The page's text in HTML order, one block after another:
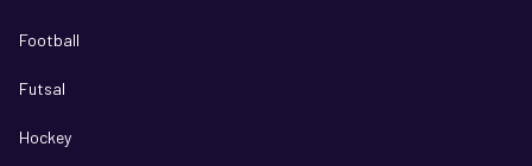
Football
Futsal
Hockey